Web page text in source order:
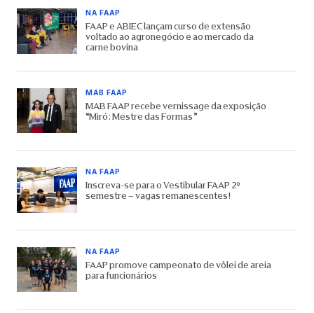
NA FAAP
FAAP e ABIEC lançam curso de extensão
voltado ao agronegócio e ao mercado da
carne bovina
MAB FAAP
MAB FAAP recebe vernissage da exposição
“Miró: Mestre das Formas”
NA FAAP
Inscreva-se para o Vestibular FAAP 2º
semestre – vagas remanescentes!
NA FAAP
FAAP promove campeonato de vôlei de areia
para funcionários